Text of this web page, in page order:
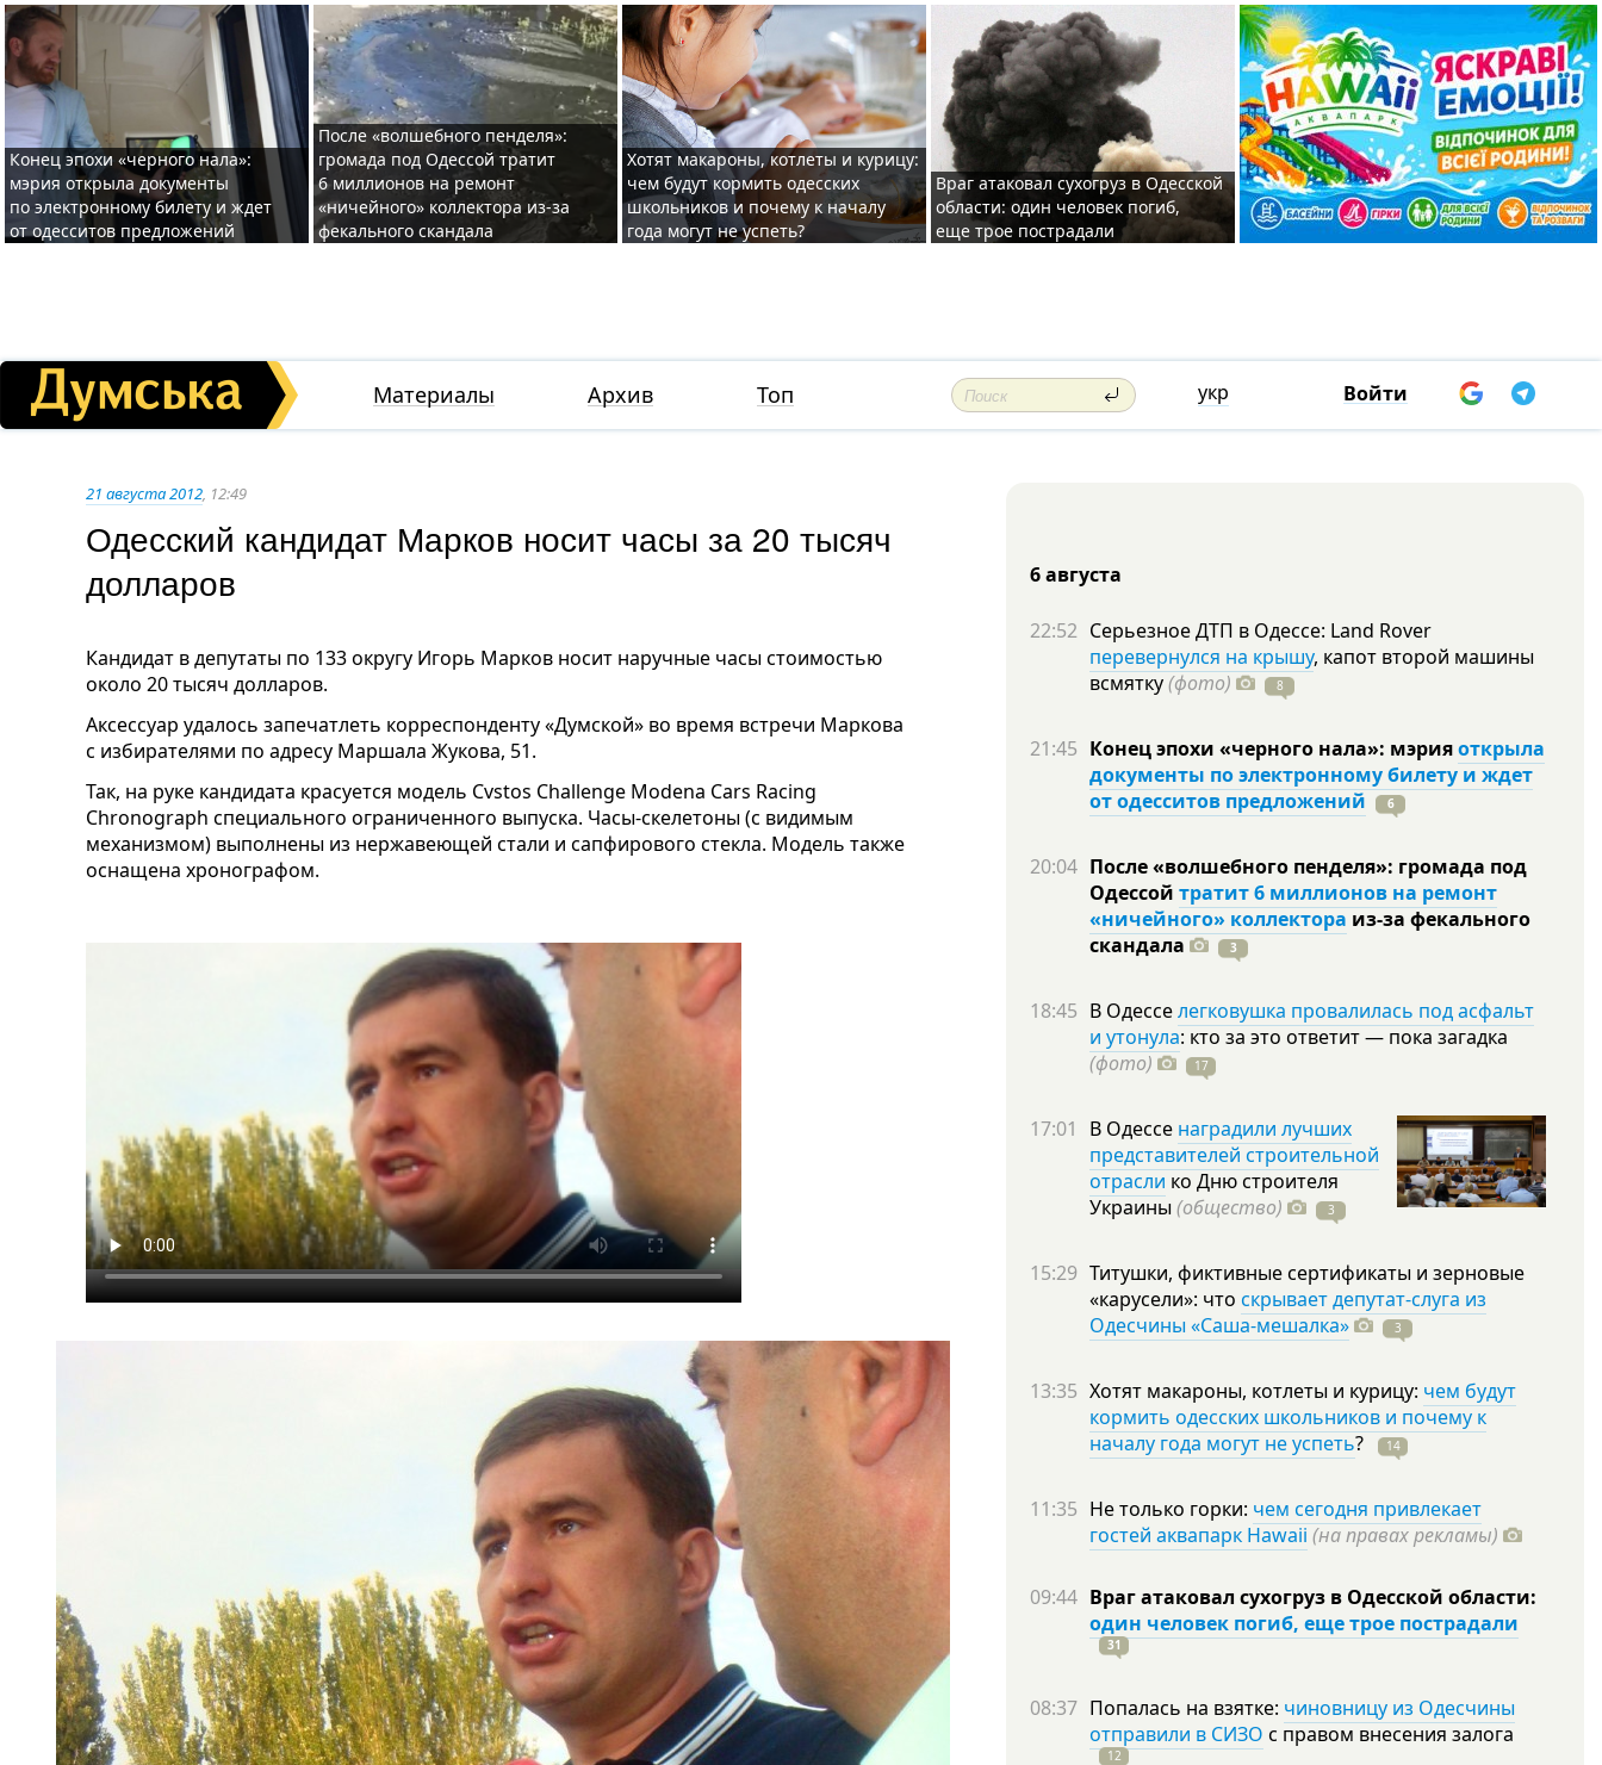
Конец эпохи «черного нала»:
мэрия открыла документы
по электронному билету и ждет
от одесситов предложений
После «волшебного пенделя»:
громада под Одессой тратит
6 миллионов на ремонт
«ничейного» коллектора из-за
фекального скандала
Хотят макароны, котлеты и курицу:
чем будут кормить одесских
школьников и почему к началу
года могут не успеть?
Враг атаковал сухогруз в Одесской
области: один человек погиб,
еще трое пострадали
Материалы Архив Топ укр Войти
21 августа 2012, 12:49
Одесский кандидат Марков носит часы за 20 тысяч
долларов
Кандидат в депутаты по 133 округу Игорь Марков носит наручные часы стоимостью
около 20 тысяч долларов.
Аксессуар удалось запечатлеть корреспонденту «Думской» во время встречи Маркова
с избирателями по адресу Маршала Жукова, 51.
Так, на руке кандидата красуется модель Cvstos Challenge Modena Cars Racing
Chronograph специального ограниченного выпуска. Часы-скелетоны (с видимым
механизмом) выполнены из нержавеющей стали и сапфирового стекла. Модель также
оснащена хронографом.
6 августа
22:52 Серьезное ДТП в Одессе: Land Rover
перевернулся на крышу, капот второй машины
всмятку(фото) 8
21:45 Конец эпохи «черного нала»: мэрияоткрыла
документы по электронному билету и ждет
от одесситов предложений
6
20:04 После «волшебного пенделя»: громада под
Одессой тратит 6 миллионов на ремонт
«ничейного» коллектора из-за фекального
скандала
3
18:45 В Одесселегковушка провалилась под асфальт
и утонула: кто за это ответит — пока загадка
(фото)
17
17:01 В Одессе наградили лучших
представителей строительной
отрасли ко Дню строителя
Украины (общество) 3
15:29 Титушки, фиктивные сертификаты и зерновые
«карусели»: что скрывает депутат-слуга из
Одесчины «Саша-мешалка»
3
13:35 Хотят макароны, котлеты и курицу: чем будут
кормить одесских школьников и почему к
началу года могут не успеть? 14
11:35 Не только горки: чем сегодня привлекает
гостей аквапарк Hawaii (на правах рекламы)
09:44 Враг атаковал сухогруз в Одесской области:
один человек погиб, еще трое пострадали
31
08:37 Попалась на взятке: чиновницу из Одесчины
отправили в СИЗО с правом внесения залога
12